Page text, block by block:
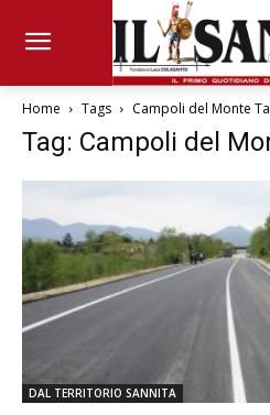
Home Tags Campoli del Monte
Tag: Campoli del
DAL TERRITORIO SANNITA